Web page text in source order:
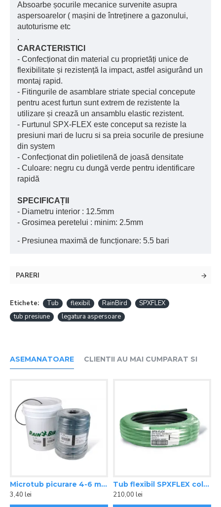
Absoarbe șocurile mecanice survenite asupra
aspersoarelor ( mașini de întreținere a gazonului,
autoturisme etc
.
CARACTERISTICI
- Confecționat din material cu proprietăți unice de
flexibilitate și rezistență la impact, astfel asigurând un
montaj rapid.
- Fitingurile de asamblare striate special concepute
pentru acest furtun sunt extrem de rezistente la
utilizare și crează un ansamblu elastic rezistent.
- Furtunul SPX-FLEX este conceput sa reziste la
presiuni mari de lucru si sa preia socurile de presiune
din system
- Confecționat din polietilenă de joasă densitate
- Culoare: negru cu dungă verde pentru identificare
rapidă
SPECIFICAȚII
- Diametru interior : 12.5mm
- Grosimea peretelui : minim: 2.5mm
- Presiunea maximă de funcționare: 5.5 bari
PARERI
Etichete: Tub flexibil RainBird
SPXFLEX
tub presiune
legatura aspersoare
ASEMANATOARE CLIENTII AU MAI CUMPARAT SI
Microtub picurare 4-6 mm Rain Bird
3,40 lei
Tub flexibil SPXFLEX colac 30 M Rain Bird
210,00 lei